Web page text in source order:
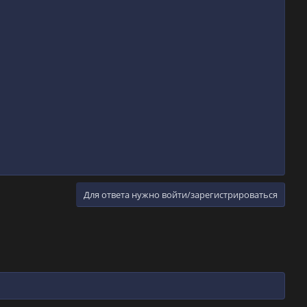
Для ответа нужно войти/зарегистрироваться